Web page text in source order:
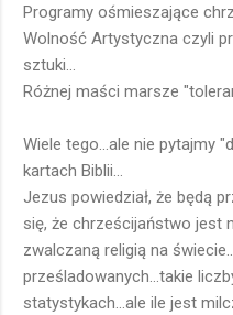
Programy ośmieszające
Wolność Artystyczna czyli
sztuki...
Różnej maści marsze
Wiele tego...ale nie pytajmy
kartach Biblii...
Jezus powiedział, że będą
się, że chrześcijaństwo jest
zwalczaną religią na
prześladowanych...takie
statystykach...ale ile jest